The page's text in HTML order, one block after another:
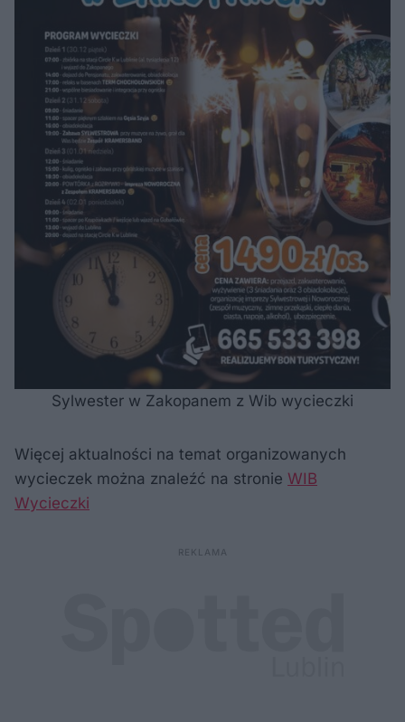
Sylwester w Zakopanem z Wib wycieczki
Więcej aktualności na temat organizowanych
wycieczek można znaleźć na stronie WIB
Wycieczki